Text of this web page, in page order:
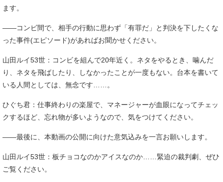
ます。
――コンビ間で、相手の行動に思わず「有罪だ」と判決を下したくな
った事件(エピソード)があればお聞かせください。
山田ルイ53世：コンビを組んで20年近く。ネタをやるとき、噛んだ
り、ネタを飛ばしたり、しなかったことが一度もない。台本を書いて
いる人間としては、無念です……。
ひぐち君：仕事終わりの楽屋で、マネージャーが血眼になってチェッ
クするほど、忘れ物が多いようなので、気をつけてください。
――最後に、本動画の公開に向けた意気込みを一言お願いします。
山田ルイ53世：板チョコなのかアイスなのか……緊迫の裁判劇、ぜひ
ご覧ください。